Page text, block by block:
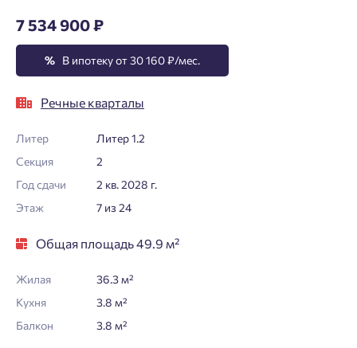
7 534 900 ₽
% В ипотеку от 30 160 ₽/мес.
Речные кварталы
Литер
Литер 1.2
Секция
2
Год сдачи
2 кв. 2028 г.
Этаж
7 из 24
Общая площадь 49.9 м²
Жилая
36.3 м²
Кухня
3.8 м²
Балкон
3.8 м²